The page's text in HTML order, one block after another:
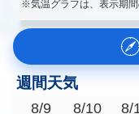
※気温グラフは、表示期間
週間天気
8/9
8/10
8/